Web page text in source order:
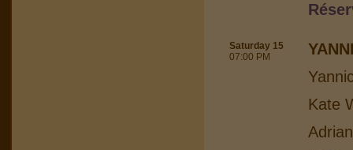
Saturday 15
07:00 PM
Kate